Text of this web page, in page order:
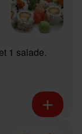
1 salade.